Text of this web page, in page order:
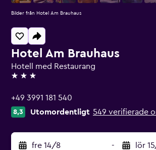
Hotel Am Brauhaus
Hotell med Restaurang
3 stjärnor
+49 3991 181 540
8,3 Utomordentligt 549 verifierade
fre 14/8 - lör
Bilder från Hotel Am Brauhaus